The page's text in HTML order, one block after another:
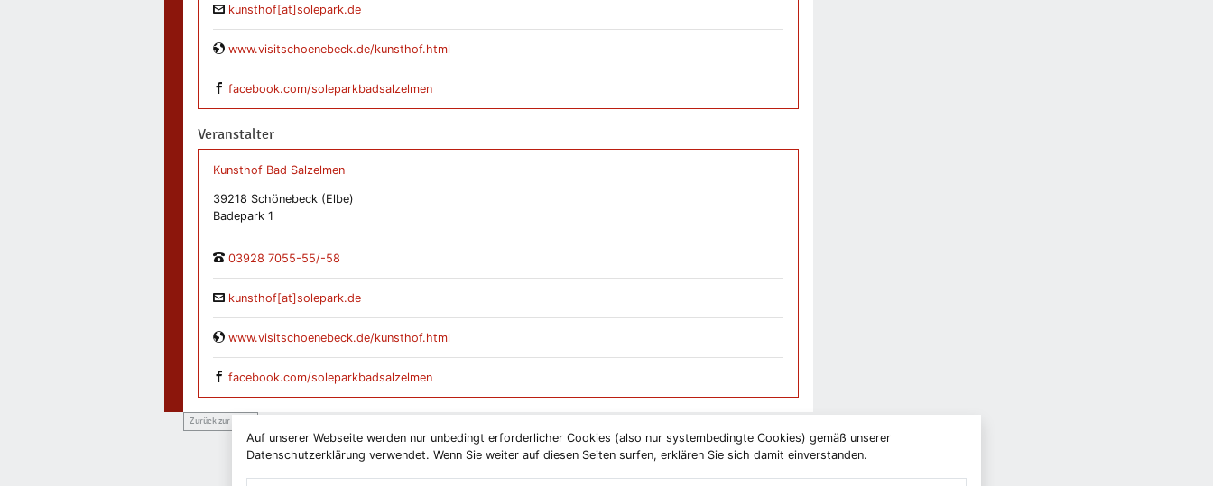
Auf unserer Webseite werden nur unbedingt erforderlicher Cookies (also nur systembedingte Cookies) gemäß unserer
Datenschutzerklärung verwendet. Wenn Sie weiter auf diesen Seiten surfen, erklären Sie sich damit einverstanden.
kunsthof[at]solepark.de
www.visitschoenebeck.de/kunsthof.html
facebook.com/soleparkbadsalzelmen
Veranstalter
Kunsthof Bad Salzelmen
39218 Schönebeck (Elbe)
Badepark 1
03928 7055-55/-58
kunsthof[at]solepark.de
www.visitschoenebeck.de/kunsthof.html
facebook.com/soleparkbadsalzelmen
Zurück zur Liste